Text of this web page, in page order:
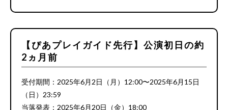
【ぴあプレイガイド先行】公演初日の約
2ヵ月前
受付期間：2025年6月2日（月）12:00〜2025年6月15日
（日）23:59
当落発表：2025年6月20日（金）18:00